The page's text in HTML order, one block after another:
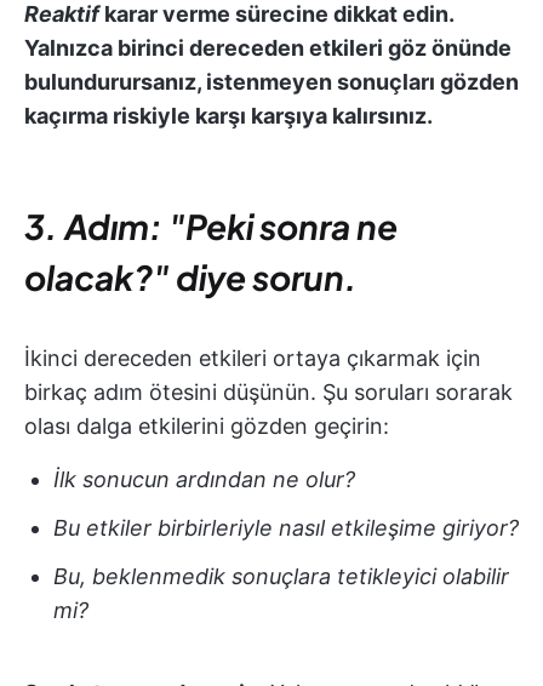
Reaktifkarar verme sürecine dikkat edin.
Yalnızca birinci dereceden etkileri göz önünde
bulundurursanız, istenmeyen sonuçları gözden
kaçırma riskiyle karşı karşıya kalırsınız.
3. Adım: "Peki sonra ne
olacak?" diye sorun.
İkinci dereceden etkileri ortaya çıkarmak için
birkaç adım ötesini düşünün. Şu soruları sorarak
olası dalga etkilerini gözden geçirin:
İlk sonucun ardından ne olur?
Bu etkiler birbirleriyle nasıl etkileşime giriyor?
Bu, beklenmedik sonuçlara tetikleyici olabilir
mi?